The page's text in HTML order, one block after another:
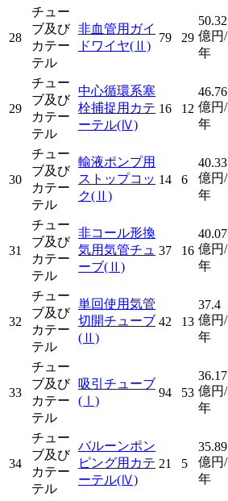
28
チュー
ブ及び
カテー
テル
非血管用ガイ
ドワイヤ(Ⅱ)
79 29
50.32
億円/
年
29
チュー
ブ及び
カテー
テル
中心循環系塞
栓捕捉用カテ
ーテル(Ⅳ)
16 12
46.76
億円/
年
30
チュー
ブ及び
カテー
テル
輸液ポンプ用
ストップコッ
ク(Ⅱ)
14 6
40.33
億円/
年
31
チュー
ブ及び
カテー
テル
非コール形換
気用気管チュ
ーブ(Ⅱ)
37 16
40.07
億円/
年
32
チュー
ブ及び
カテー
テル
単回使用気管
切開チューブ
(Ⅱ)
42 13
37.4
億円/
年
33
チュー
ブ及び
カテー
テル
吸引チューブ
(Ⅰ)
94 53
36.17
億円/
年
34
チュー
ブ及び
カテー
テル
バルーンポン
ピング用カテ
ーテル(Ⅳ)
21 5
35.89
億円/
年